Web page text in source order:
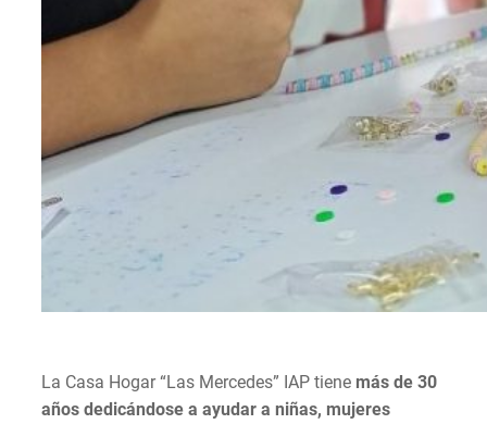
La Casa Hogar “Las Mercedes” IAP tiene más de 30
años dedicándose a ayudar a niñas, mujeres